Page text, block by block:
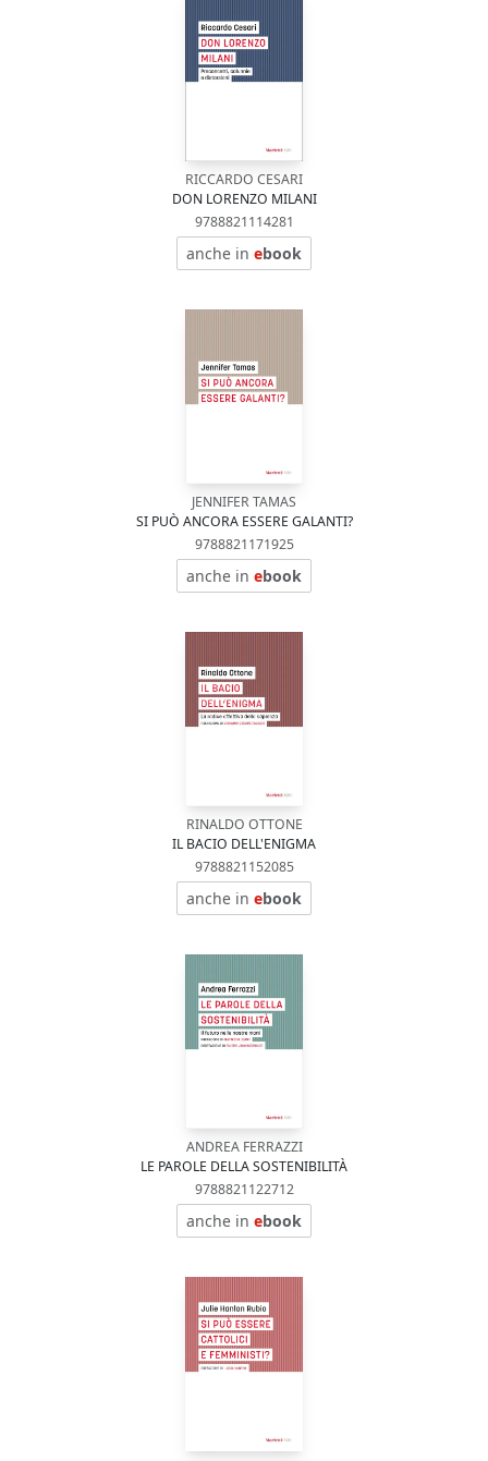
RICCARDO CESARI
DON LORENZO MILANI
9788821114281
anche in ebook
JENNIFER TAMAS
SI PUÒ ANCORA ESSERE GALANTI?
9788821171925
anche in ebook
RINALDO OTTONE
IL BACIO DELL'ENIGMA
9788821152085
anche in ebook
ANDREA FERRAZZI
LE PAROLE DELLA SOSTENIBILITÀ
9788821122712
anche in ebook